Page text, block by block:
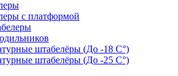
с платформой
штабелёры (До -18 C°)
штабелёры (До -25 C°)